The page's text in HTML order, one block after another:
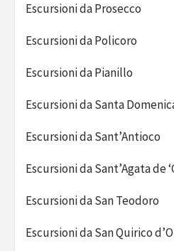
Escursioni da Prosecco
Escursioni da Policoro
Escursioni da Pianillo
Escursioni da Santa
Escursioni da Sant’Antioco
Escursioni da Sant’Agata de
Escursioni da San Teodoro
Escursioni da San Quirico